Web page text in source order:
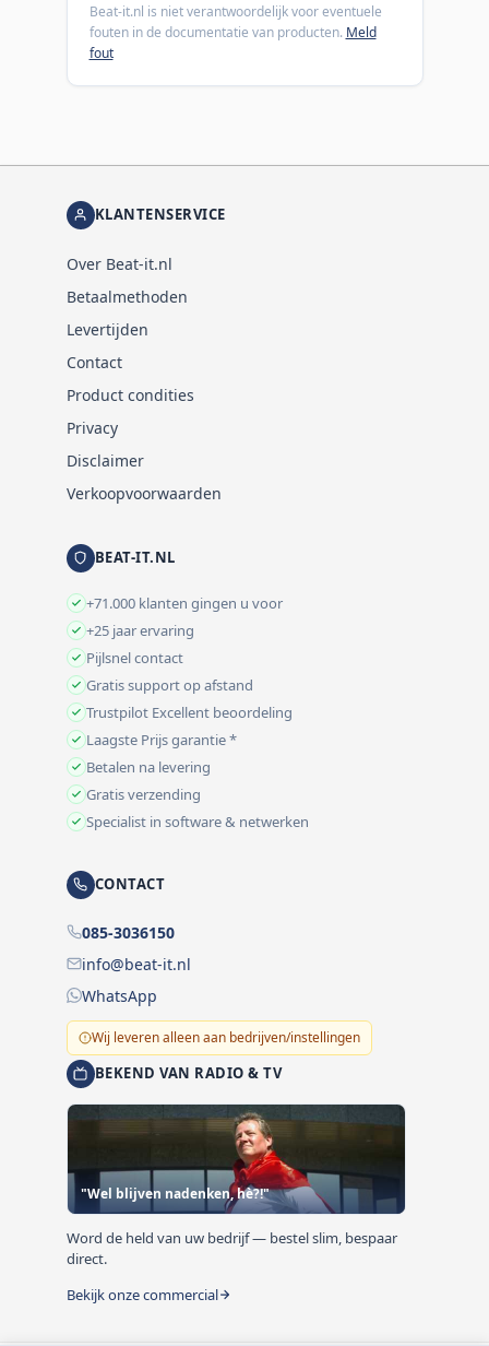
Beat-it.nl is niet verantwoordelijk voor eventuele
fouten in de documentatie van producten. Meld
fout
KLANTENSERVICE
Over Beat-it.nl
Betaalmethoden
Levertijden
Contact
Product condities
Privacy
Disclaimer
Verkoopvoorwaarden
BEAT-IT.NL
+71.000 klanten gingen u voor
+25 jaar ervaring
Pijlsnel contact
Gratis support op afstand
Trustpilot Excellent beoordeling
Laagste Prijs garantie *
Betalen na levering
Gratis verzending
Specialist in software & netwerken
CONTACT
085-3036150
info@beat-it.nl
WhatsApp
Wij leveren alleen aan bedrijven/instellingen
BEKEND VAN RADIO & TV
"Wel blijven nadenken, hè?!"
Word de held van uw bedrijf — bestel slim, bespaar
direct.
Bekijk onze commercial